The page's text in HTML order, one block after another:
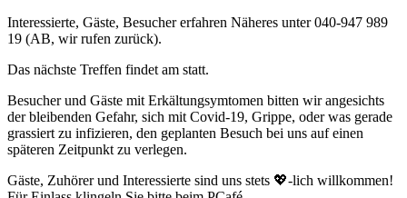
Interessierte, Gäste, Besucher erfahren Näheres unter 040-947 989
19 (AB, wir rufen zurück).
Das nächste Treffen findet am statt.
Besucher und Gäste mit Erkältungsymtomen bitten wir angesichts
der bleibenden Gefahr, sich mit Covid-19, Grippe, oder was gerade
grassiert zu infizieren, den geplanten Besuch bei uns auf einen
späteren Zeitpunkt zu verlegen.
Gäste, Zuhörer und Interessierte sind uns stets 💖-lich willkommen!